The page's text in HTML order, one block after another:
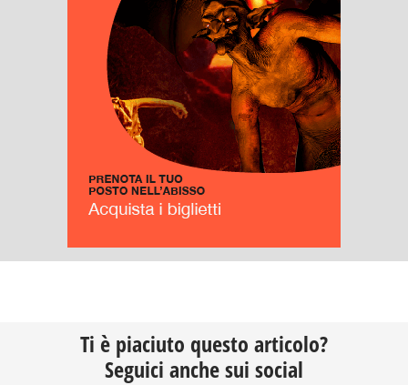
Ti è piaciuto questo articolo?
Seguici anche sui social